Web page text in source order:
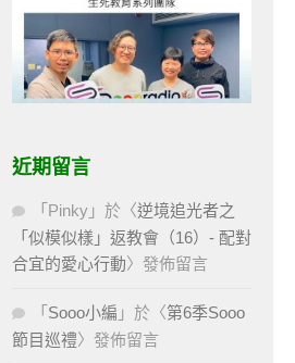
近期留言
「 Pinky 」於〈逆境追光者之
「似模似樣」返教會（16）- 配對
合宜的愛心行動〉發佈留言
「 Sooo小編 」於〈第6季Sooo
節目巡禮〉發佈留言